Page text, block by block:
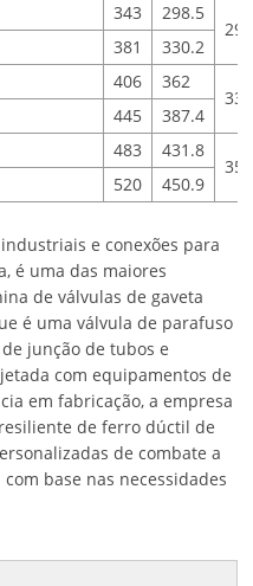
343 298.5
292
381 330.2
406 362
330
445 387.4
483 431.8
356
520 450.9
e conexões para
é uma das maiores
de válvulas de gaveta
é uma válvula de parafuso
junção de tubos e
com equipamentos de
em fabricação, a empresa
de ferro dúctil de
de combate a
base nas necessidades